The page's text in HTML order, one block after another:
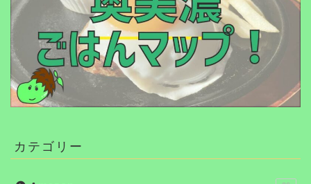
カテゴリー